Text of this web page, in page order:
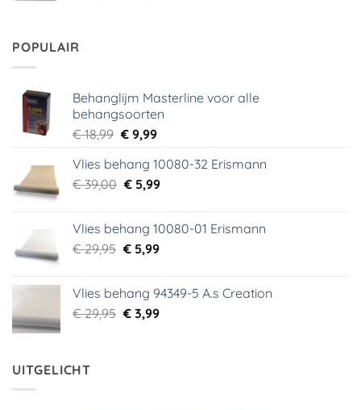
POPULAIR
Behanglijm Masterline voor alle
behangsoorten
€18,99 Oorspronkelijke
was:
€ 18,99.
€9,99Huidige
is:
€ 9,99.
Vlies behang 10080-32 Erismann
€39,00 Oorspronkelijke
€ 39,00.
€5,99Huidige
€ 5,99.
Vlies behang 10080-01 Erismann
€29,95 Oorspronkelijke
€ 29,95.
€5,99Huidige
€ 5,99.
Vlies behang 94349-5 A.s Creation
€29,95 Oorspronkelijke
€3,99Huidige
UITGELICHT